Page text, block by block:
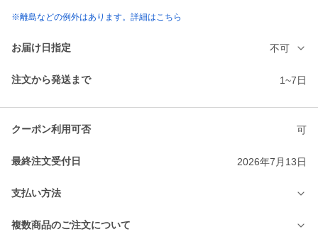
※離島などの例外はあります。詳細はこちら
お届け日指定 不可
注文から発送まで 1~7日
クーポン利用可否 可
最終注文受付日 2026年7月13日
支払い方法
複数商品のご注文について